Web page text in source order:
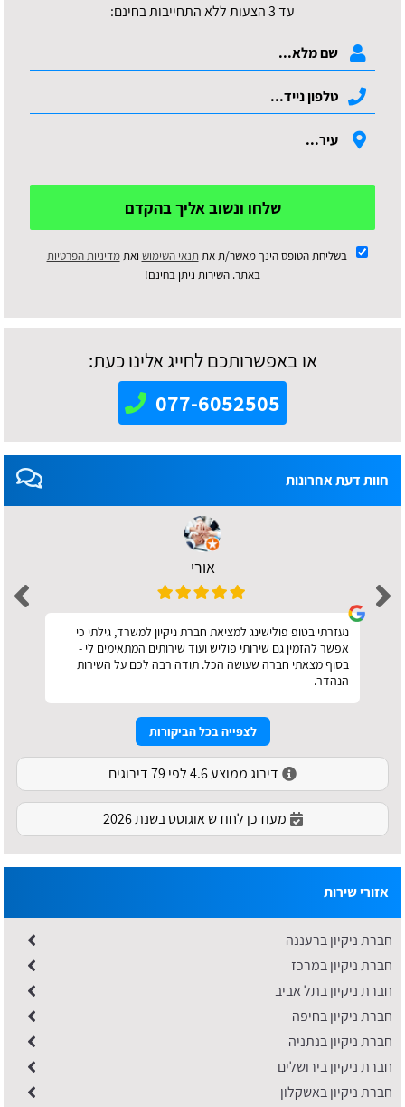
עד 3 הצעות ללא התחייבות בחינם:
שלחו ונשוב אליך בהקדם
בשליחת הטופס הינך מאשר/ת את תנאי השימוש ואתמדיניות הפרטיות
באתר. השירות ניתן בחינם!
או באפשרותכם לחייג אלינו כעת:
077-6052505
חוות דעת אחרונות
אורי
נעזרתי בטופ פולישינג למציאת חברת ניקיון למשרד, גילתי כי
אפשר להזמין גם שירותי פוליש ועוד שירותים המתאימים לי -
בסוף מצאתי חברה שעושה הכל. תודה רבה לכם על השירות
הנהדר.
לצפייה בכל הביקורות
דירוג ממוצע 4.6 לפי 79 דירוגים
מעודכן לחודש אוגוסט בשנת 2026
אזורי שירות
חברת ניקיון ברעננה
חברת ניקיון במרכז
חברת ניקיון בתל אביב
חברת ניקיון בחיפה
חברת ניקיון בנתניה
חברת ניקיון בירושלים
חברת ניקיון באשקלון